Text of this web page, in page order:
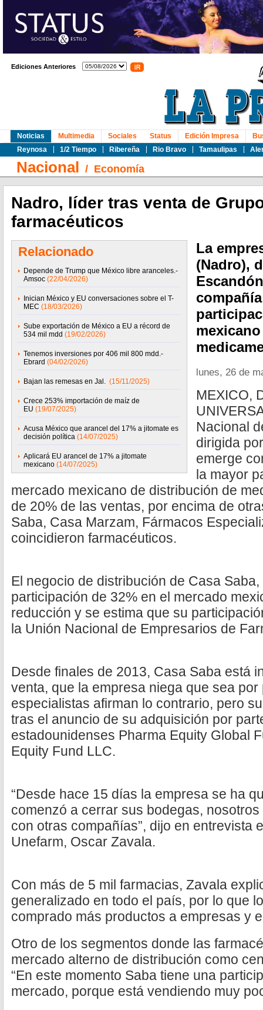
Ediciones Anteriores
Noticias
Reynosa
1/2 Tiempo Ribereña Rio Bravo Tamaulipas
Multimedia Sociales Status Edición Impresa
Nacional / Economía
Nadro, líder tras venta de
farmacéuticos
Relacionado
Depende de Trump que México libre aranceles.-
Amsoc (22/04/2026)
Inician México y EU conversaciones sobre el T-
MEC (18/03/2026)
Sube exportación de México a EU a récord de
534 mil mdd (19/02/2026)
Tenemos inversiones por 406 mil 800 mdd.-
Ebrard (04/02/2026)
Bajan las remesas en Jal. (15/11/2025)
Crece 253% importación de maíz de
EU (19/07/2025)
Acusa México que arancel del 17% a jitomate es
decisión política (14/07/2025)
Aplicará EU arancel de 17% a jitomate
mexicano (14/07/2025)
La
(Nadro),
lunes, 26 de
MEXICO,
Nacional
dirigida
emerge
la mayor
mercado mexicano de distribución de
de 20% de las ventas, por encima de
Saba, Casa Marzam, Fármacos
coincidieron farmacéuticos.
El negocio de distribución de Casa
participación de 32% en el mercado
reducción y se estima que su
la Unión Nacional de Empresarios de
Desde finales de 2013, Casa Saba está
venta, que la empresa niega que sea
especialistas afirman lo contrario, pero
tras el anuncio de su adquisición por
estadounidenses Pharma Equity Global
Equity Fund LLC.
“Desde hace 15 días la empresa se ha
comenzó a cerrar sus bodegas,
con otras compañías”, dijo en entrevista
Unefarm, Oscar Zavala.
Con más de 5 mil farmacias, Zavala
generalizado en todo el país, por lo que
comprado más productos a empresas y
Otro de los segmentos donde las
mercado alterno de distribución como
“En este momento Saba tiene una
mercado, porque está vendiendo muy